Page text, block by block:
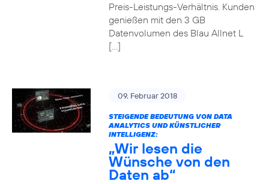
Preis-Leistungs-Verhältnis. Kunden
genießen mit den 3 GB
Datenvolumen des Blau Allnet L
[…]
09. Februar 2018
STEIGENDE BEDEUTUNG VON DATA
ANALYTICS UND KÜNSTLICHER
INTELLIGENZ:
„Wir lesen die
Wünsche von den
Daten ab“